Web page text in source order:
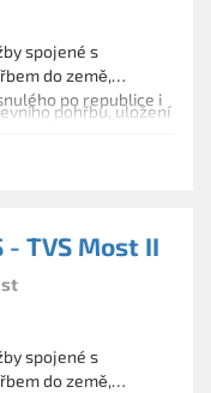
spojené s
do země,
po republice i
pohřbu, uložení
hrobky.
- TVS Most II
spojené s
do země,